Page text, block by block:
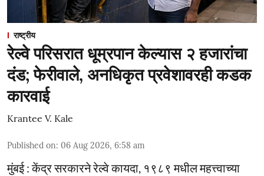
राष्ट्रीय
रेल्वे परिसरात धूम्रपान केल्यास २ हजारांचा
दंड; फेरीवाले, अनधिकृत प्रवेशावरही कडक
कारवाई
Krantee V. Kale
Published on: 06 Aug 2026, 6:58 am
मुंबई : केंद्र सरकारने रेल्वे कायदा, १९८९ मधील महत्त्वाच्या